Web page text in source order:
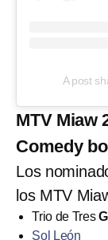
A post
MTV Miaw
Comedy
Los
los MTV
Trio de Tres
Sol León